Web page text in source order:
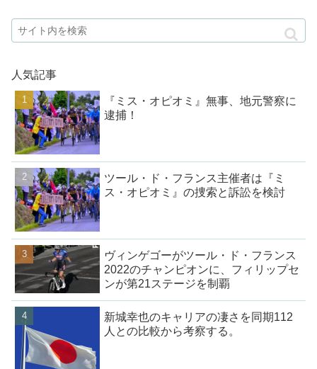
人気記事
『ミス・オピオミ』無事、地元警察に
逮捕！
ツール・ド・フランス主催者は『ミ
ス・オピオミ』の捜索と訴訟を検討
ヴィンゲゴーがツール・ド・フランス
2022のチャンピオンに、フィリップセ
ンが第21ステージを制覇
新城幸也のキャリアの凄さを同期112
人との比較から考察する。